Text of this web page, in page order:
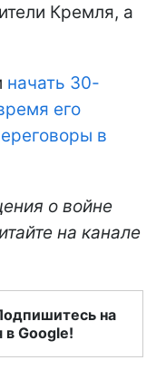
Кремля, а
начать 30-
его
в
о войне
на канале
на
в Google!